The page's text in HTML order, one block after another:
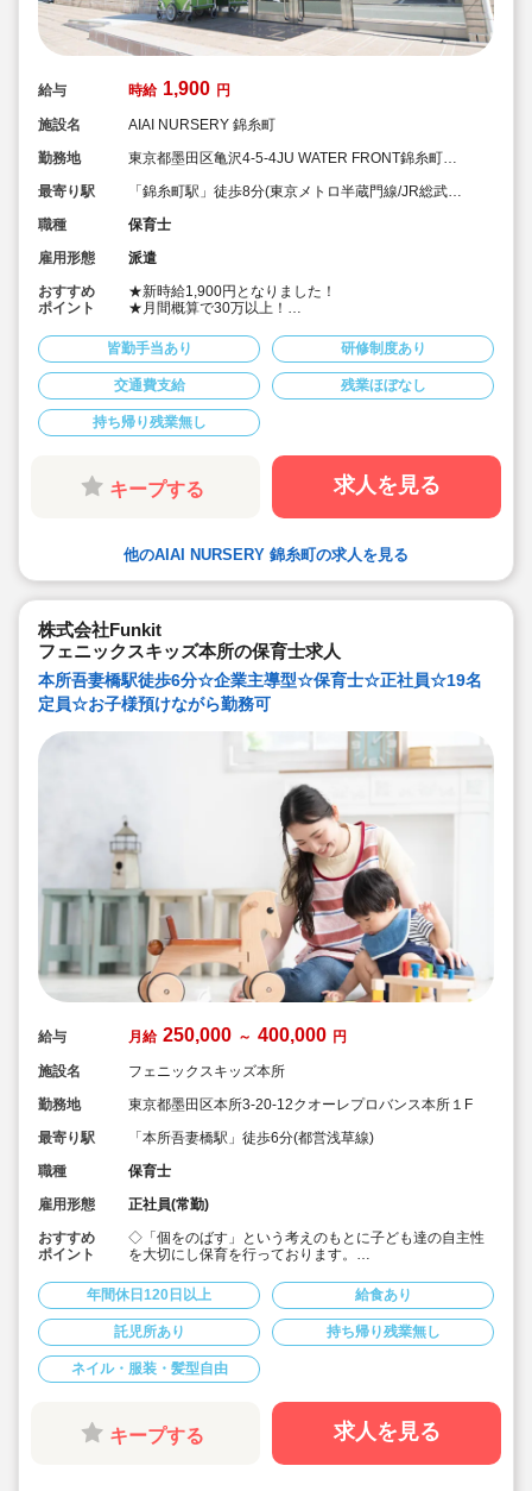
給与 時給 1,900 円
施設名
AIAI NURSERY 錦糸町
勤務地
東京都墨田区亀沢4-5-4JU WATER FRONT錦糸町
最寄り駅
「錦糸町駅」徒歩8分(東京メトロ半蔵門線/JR総武
職種
保育士
雇用形態
派遣
おすすめ
ポイント
★新時給1,900円となりました！
★月間概算で30万以上！
17:30 など週5日程度、平日8時間程度ご勤務できる方
歓迎です
★早番、遅番で勤務したいなど。時間帯は柔軟にご相談
ください
★派遣スタッフの受け入れに慣れている園になりますの
で安心です
★保育士専任のコンサルタントがあなたの派遣就業を安
★英語は遊びを通して専任講師が年齢に応じて対応して
います。異文化にふれることで社会性や国際理解を深め
★食育プログラムとして、食糧生産から消費までの過程
います
★ICT技術を導入し、事務作業や午睡時の安全確認、保護
者の方とのやり取り等を効率化されています
★子どもたち一人一人と向き合った保育を実施していま
す
皆勤手当あり 研修制度あり
交通費支給 残業ほぼなし
持ち帰り残業無し
キープする 求人を見る
他のAIAI NURSERY 錦糸町の求人を見る
株式会社Funkit
フェニックスキッズ本所の保育士求人
本所吾妻橋駅徒歩6分☆企業主導型☆保育士☆正社員☆19名
定員☆お子様預けながら勤務可
給与 月給 250,000 ～ 400,000 円
施設名
フェニックスキッズ本所
勤務地
東京都墨田区本所3-20-12クオーレプロバンス本所１F
最寄り駅
「本所吾妻橋駅」徒歩6分(都営浅草線)
職種
保育士
雇用形態
正社員(常勤)
おすすめ
ポイント
◇「個をのばす」という考えのもとに子ども達の自主性
を大切にし保育を行っております。
す♪
◇保育に配慮した範囲での髪色自由です♪
◇ICT導入により残業経験取り組み行っており、持ち帰り
仕事ありません♪
◇定員19名の為じっくり子ども達と関わる事ができます♪
◇職員給食ありでお昼の準備いりません♪
年間休日120日以上 給食あり
託児所あり 持ち帰り残業無し
ネイル・服装・髪型自由
キープする 求人を見る